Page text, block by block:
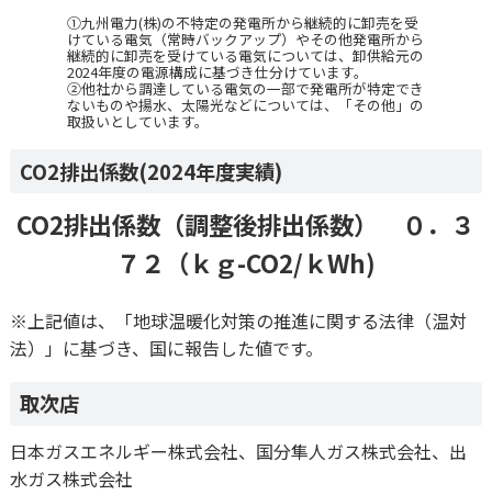
①九州電力(株)の不特定の発電所から継続的に卸売を受
けている電気（常時バックアップ）やその他発電所から
継続的に卸売を受けている電気については、卸供給元の
2024年度の電源構成に基づき仕分けています。
②他社から調達している電気の一部で発電所が特定でき
ないものや揚水、太陽光などについては、「その他」の
取扱いとしています。
CO2排出係数(2024年度実績)
CO2排出係数（調整後排出係数） ０．３
７２（ｋｇ-CO2/ｋWh)
※上記値は、「地球温暖化対策の推進に関する法律（温対
法）」に基づき、国に報告した値です。
取次店
日本ガスエネルギー株式会社、国分隼人ガス株式会社、出
水ガス株式会社